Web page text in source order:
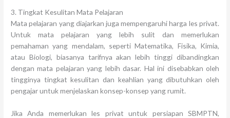
3. Tingkat Kesulitan Mata Pelajaran
Mata pelajaran yang diajarkan juga mempengaruhi harga les privat.
Untuk mata pelajaran yang lebih sulit dan memerlukan
pemahaman yang mendalam, seperti Matematika, Fisika, Kimia,
atau Biologi, biasanya tarifnya akan lebih tinggi dibandingkan
dengan mata pelajaran yang lebih dasar. Hal ini disebabkan oleh
tingginya tingkat kesulitan dan keahlian yang dibutuhkan oleh
pengajar untuk menjelaskan konsep-konsep yang rumit.
Jika Anda memerlukan les privat untuk persiapan SBMPTN,